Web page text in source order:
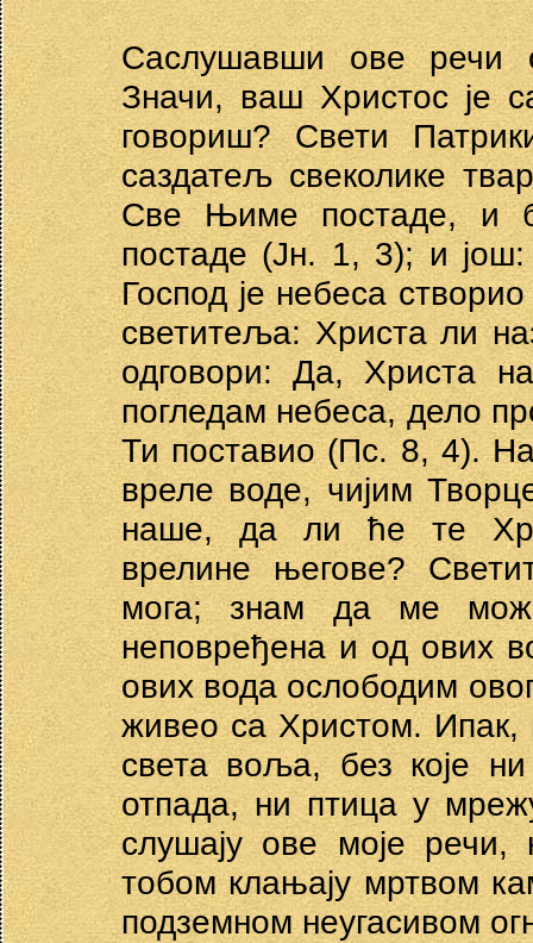
Саслушавши ове речи
Значи, ваш Христос је
говориш? Свети
саздатељ свеколике
Све Њиме постаде, и
постаде (Јн. 1, 3); и
Господ је небеса
светитеља: Христа ли
одговори: Да, Христа
погледам небеса, дело
Ти поставио (Пс. 8, 4).
вреле воде, чијим
наше, да ли ће те
врелине његове?
мога; знам да ме
неповређена и од ових
ових вода ослободим
живео са Христом. Ипак,
света воља, без које
отпада, ни птица у
слушају ове моје речи,
тобом клањају мртвом
подземном неугасивом